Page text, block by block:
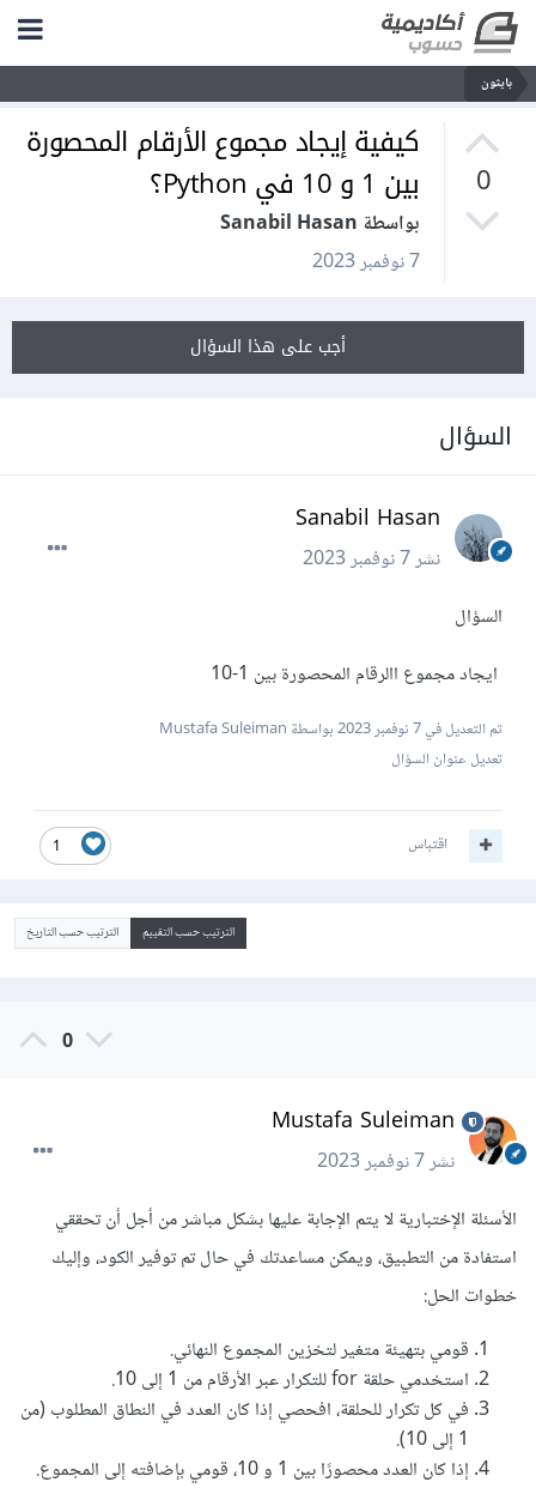
بايثون
0
كيفية إيجاد مجموع الأرقام المحصورة
بين 1 و 10 في Python؟
بواسطة Sanabil Hasan
7 نوفمبر 2023
أجب على هذا السؤال
السؤال
Sanabil Hasan
نشر7 نوفمبر 2023
السؤال
ايجاد مجموع االرقام المحصورة بين 1-10
تم التعديل في7 نوفمبر 2023
بواسطة Mustafa Suleiman
تعديل عنوان السؤال
1 اقتباس
الترتيب حسب التقييم الترتيب حسب التاريخ
0
Mustafa Suleiman
نشر7 نوفمبر 2023
الأسئلة الإختبارية لا يتم الإجابة عليها بشكل مباشر من أجل أن تحققي
استفادة من التطبيق، ويمكن مساعدتك في حال تم توفير الكود، وإليك
خطوات الحل:
قومي بتهيئة متغير لتخزين المجموع النهائي.
استخدمي حلقة for للتكرار عبر الأرقام من 1 إلى 10.
في كل تكرار للحلقة، افحصي إذا كان العدد في النطاق المطلوب (من
1 إلى 10).
إذا كان العدد محصورًا بين 1 و 10، قومي بإضافته إلى المجموع.